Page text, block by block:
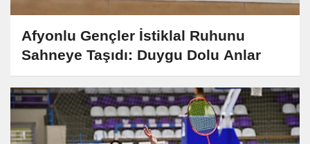
Afyonlu Gençler İstiklal Ruhunu
Sahneye Taşıdı: Duygu Dolu Anlar